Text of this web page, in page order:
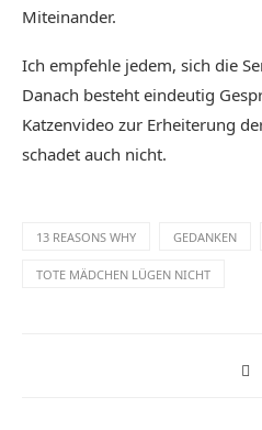
Miteinander.
Ich empfehle jedem, sich die
Danach besteht eindeutig
Katzenvideo zur Erheiterung
schadet auch nicht.
13 REASONS WHY GEDANKEN
TOTE MÄDCHEN LÜGEN NICHT